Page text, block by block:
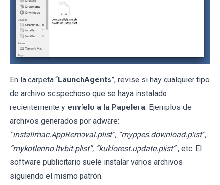
En la carpeta “LaunchAgents”, revise si hay cualquier tipo
de archivo sospechoso que se haya instalado
recientemente y envíelo a la Papelera. Ejemplos de
archivos generados por adware:
“installmac.AppRemoval.plist”, “myppes.download.plist”,
“mykotlerino.ltvbit.plist”, “kuklorest.update.plist” , etc. El
software publicitario suele instalar varios archivos
siguiendo el mismo patrón.